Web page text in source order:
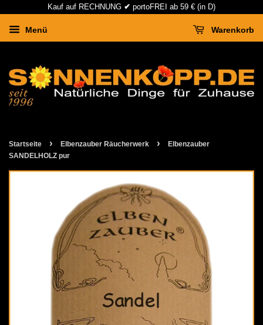
Kauf auf RECHNUNG ✔ portoFREI ab 59 € (in D)
Menü Warenkorb
Startseite › Elbenzauber Räucherwerk ›
Elbenzauber
SANDELHOLZ pur